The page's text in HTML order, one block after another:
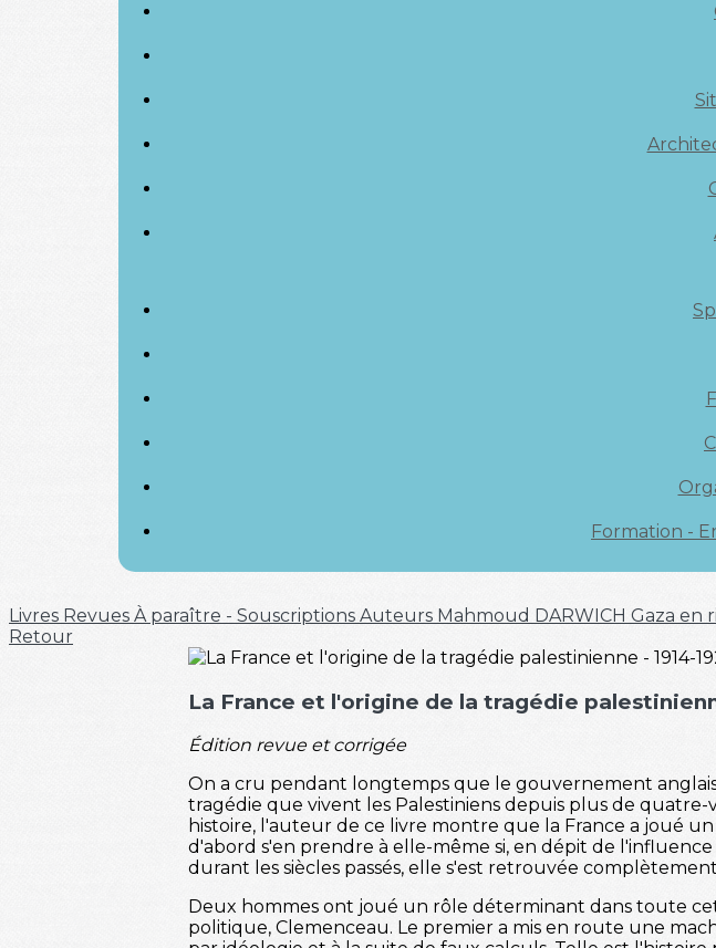
Formation -
Livres Revues À paraître - Souscriptions Auteurs Mahmoud DARWICH Gaza en
Retour
La France et l'origine de la tragédie
Édition revue et corrigée
On a cru pendant longtemps que le gouvernement
tragédie que vivent les Palestiniens depuis plus de
histoire, l'auteur de ce livre montre que la France a joué
d'abord s'en prendre à elle-même si, en dépit de
durant les siècles passés, elle s'est retrouvée
Deux hommes ont joué un rôle déterminant dans toute
politique, Clemenceau. Le premier a mis en route une